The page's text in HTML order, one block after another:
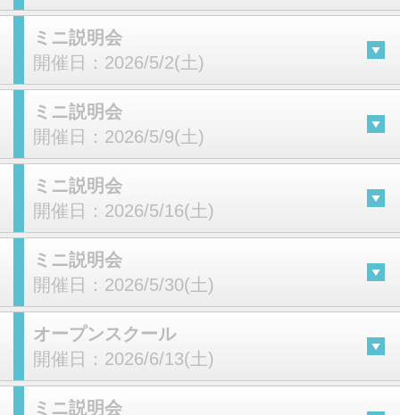
ミニ説明会
開催日： 2026/5/2(土)
ミニ説明会
開催日： 2026/5/9(土)
ミニ説明会
開催日： 2026/5/16(土)
ミニ説明会
開催日： 2026/5/30(土)
オープンスクール
開催日： 2026/6/13(土)
ミニ説明会